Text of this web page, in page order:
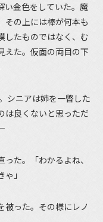
い金色をしていた。魔
その上には棒が何本も
したものではなく、む
えた。仮面の両目の下
シニアは姉を一瞥した
は良くないと思っただ
た。「わかるよね、
」
った。その様にレノ